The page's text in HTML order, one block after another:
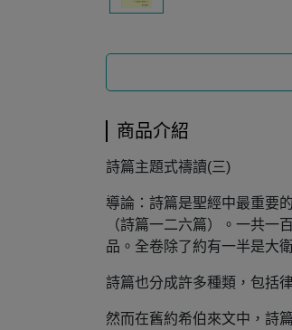
商品介紹
詩篇主題式禱讀(三)
導論：詩篇是聖經中最重要
（詩篇一二六篇）。一共
品。全卷除了約有一半是大
詩篇也分成許多種類，包括
然而在舊約希伯來文中，詩